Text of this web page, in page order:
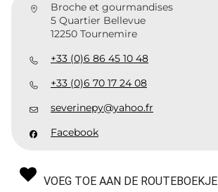
Broche et gourmandises
5 Quartier Bellevue
12250 Tournemire
+33 (0)6 86 45 10 48
+33 (0)6 70 17 24 08
severinepy@yahoo.fr
Facebook
VOEG TOE AAN DE ROUTEBOEKJE